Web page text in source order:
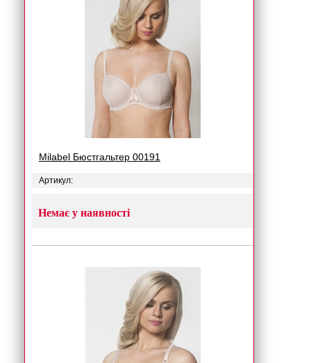
Milabel Бюстгальтер 00191
Артикул:
Немає у наявності